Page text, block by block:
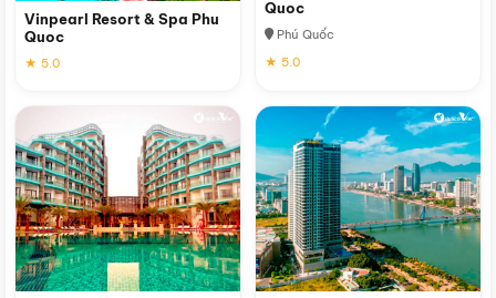
Vinpearl Resort & Spa Phu
Quoc
★ 5.0
Quoc
Phú Quốc
★ 5.0